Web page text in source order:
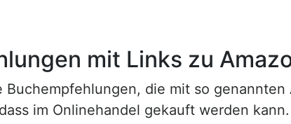
mit Links zu
Buchempfehlungen, die mit so
im Onlinehandel gekauft werden